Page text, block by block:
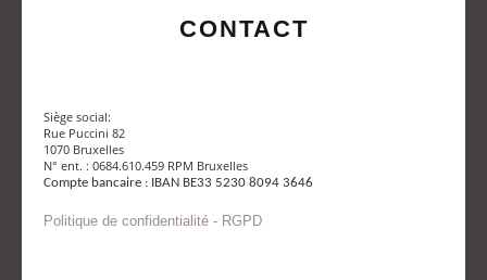
CONTACT
Siège social:
Rue Puccini 82
1070 Bruxelles
N° ent. : 0684.610.459 RPM Bruxelles
Compte bancaire : IBAN BE33 5230 8094 3646
Politique de confidentialité - RGPD